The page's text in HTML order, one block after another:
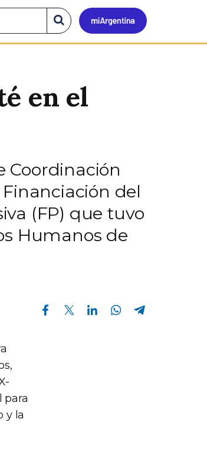
Mi
Buscar
en
el
en el
Coordinación
del
(FP) que tuvo
Humanos de
Compartir en Facebook Compartir en Twitter Compartir en Linkedin Compartir en Whatsapp
para
y la